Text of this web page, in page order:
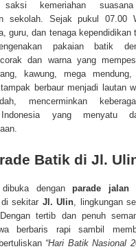
saksi kemeriahan
sekolah. Sejak pukul 07.00
guru, dan tenaga kependidikan
pakaian batik
dan warna yang
kawung, mega mendung,
berbaur menjadi lautan
mencerminkan
yang menyatu
Batik di Jl.
dibuka denganparade jalan
sekitar Jl. Ulin, lingkungan
tertib dan penuh
berbaris rapi sambil
“Hari Batik Nasional